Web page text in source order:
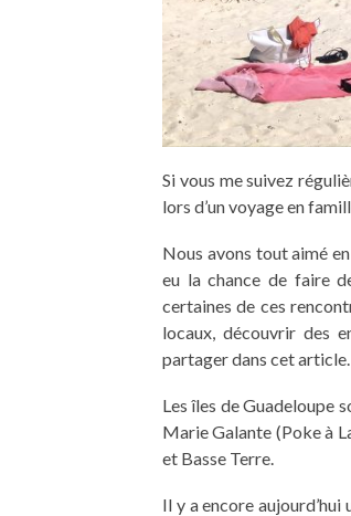
Si vous me suivez
lors d’un voyage en
Nous avons tout aimé
eu la chance de faire
certaines de ces
locaux, découvrir des
partager dans cet article.
Les îles de Guadeloupe
Marie Galante (Poke à
et Basse Terre.
Il y a encore